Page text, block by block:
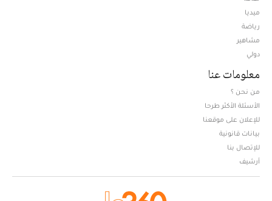
ميديا
رياضة
مشاهير
دولي
معلومات عنا
من نحن ؟
الأسئلة الأكثر طرحا
للإعلان على موقعنا
بيانات قانونية
للإتصال بنا
أرشيف